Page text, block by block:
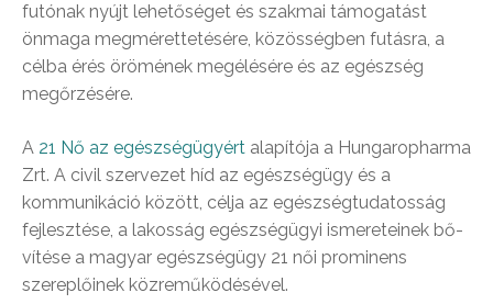
futónak nyújt lehetőséget és szakmai támogatást
önmaga megmérettetésére, közösségben futásra, a
célba érés örömének megélésére és az egészség
megőrzésére.
A 21 Nő az egészségügyért alapítója a Hungaropharma
Zrt. A civil szervezet híd az egészségügy és a
kommunikáció között, célja az egészségtudatosság
fej­lesz­té­se, a lakosság egészségügyi is­me­re­te­i­nek bő­
ví­té­se a magyar egészségügy 21 női prominens
szereplőinek közreműködésével.